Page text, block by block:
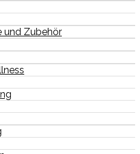
und Zubehör